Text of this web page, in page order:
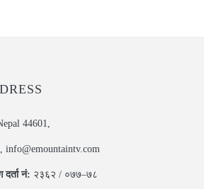
44601,
info@emountaintv.com
दर्ता नं: २३६२ / ०७७–७८